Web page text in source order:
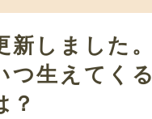
新しました
つ生えてく
？